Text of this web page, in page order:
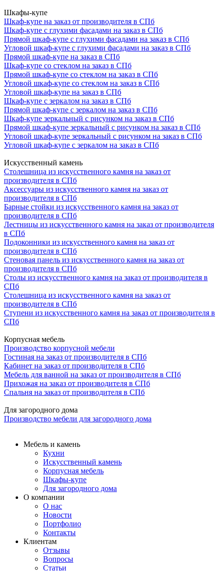
Шкафы-купе
Шкаф-купе на заказ от производителя в СПб
Шкаф-купе с глухими фасадами на заказ в СПб
Прямой шкаф-купе с глухими фасадами на заказ в СПб
Угловой шкаф-купе с глухими фасадами на заказ в СПб
Прямой шкаф-купе на заказ в СПб
Шкаф-купе со стеклом на заказ в СПб
Прямой шкаф-купе со стеклом на заказ в СПб
Угловой шкаф-купе со стеклом на заказ в СПб
Угловой шкаф-купе на заказ в СПб
Шкаф-купе с зеркалом на заказ в СПб
Прямой шкаф-купе с зеркалом на заказ в СПб
Шкаф-купе зеркальный с рисунком на заказ в СПб
Прямой шкаф-купе зеркальный с рисунком на заказ в СПб
Угловой шкаф-купе зеркальный с рисунком на заказ в СПб
Угловой шкаф-купе с зеркалом на заказ в СПб
Искусственный камень
Столешница из искусственного камня на заказ от
производителя в СПб
Аксессуары из искусственного камня на заказ от
производителя в СПб
Барные стойки из искусственного камня на заказ от
производителя в СПб
Лестницы из искусственного камня на заказ от производителя
в СПб
Подоконники из искусственного камня на заказ от
производителя в СПб
Стеновая панель из искусственного камня на заказ от
производителя в СПб
Столы из искусственного камня на заказ от производителя в
СПб
Столешница из искусственного камня на заказ от
производителя в СПб
Ступени из искусственного камня на заказ от производителя в
СПб
Корпусная мебель
Производство корпусной мебели
Гостиная на заказ от производителя в СПб
Кабинет на заказ от производителя в СПб
Мебель для ванной на заказ от производителя в СПб
Прихожая на заказ от производителя в СПб
Спальня на заказ от производителя в СПб
Для загородного дома
Производство мебели для загородного дома
Мебель и камень
Кухни
Искусственный камень
Корпусная мебель
Шкафы-купе
Для загородного дома
О компании
О нас
Новости
Портфолио
Контакты
Клиентам
Отзывы
Вопросы
Статьи